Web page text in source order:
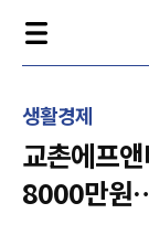
생활경제
교촌에프
8000만원